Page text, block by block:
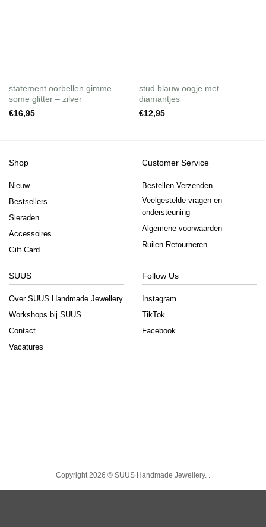
statement oorbellen gimme
some glitter – zilver
€16,95
stud blauw oogje met
diamantjes
€12,95
Shop
Nieuw
Bestsellers
Sieraden
Accessoires
Gift Card
Customer Service
Bestellen Verzenden
Veelgestelde vragen en
ondersteuning
Algemene voorwaarden
Ruilen Retourneren
SUUS
Over SUUS Handmade Jewellery
Workshops bij SUUS
Contact
Vacatures
Follow Us
Instagram
TikTok
Facebook
Copyright 2026 © SUUS Handmade Jewellery. .